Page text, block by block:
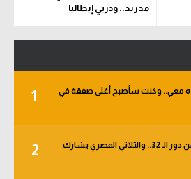
مدريد.. ودربي إيطاليا
1
معي.. وكنت سأصبح أغلى صفقة في
2
خبر في الجول - الأهلي يبدأ من دور الـ 32.. والثلاثي المصري يشارك